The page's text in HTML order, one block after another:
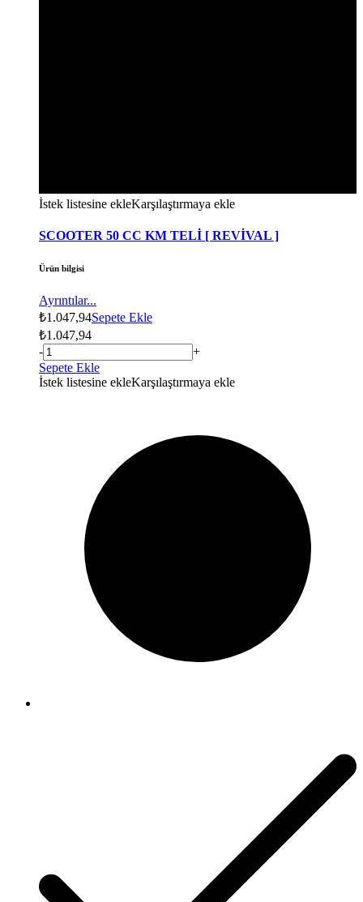
İstek listesine ekleKarşılaştırmaya ekle
SCOOTER 50 CC KM TELİ [ REVİVAL ]
Ürün bilgisi
Ayrıntılar...
₺1.047,94Sepete Ekle
₺1.047,94
-
+
Sepete Ekle
İstek listesine ekleKarşılaştırmaya ekle